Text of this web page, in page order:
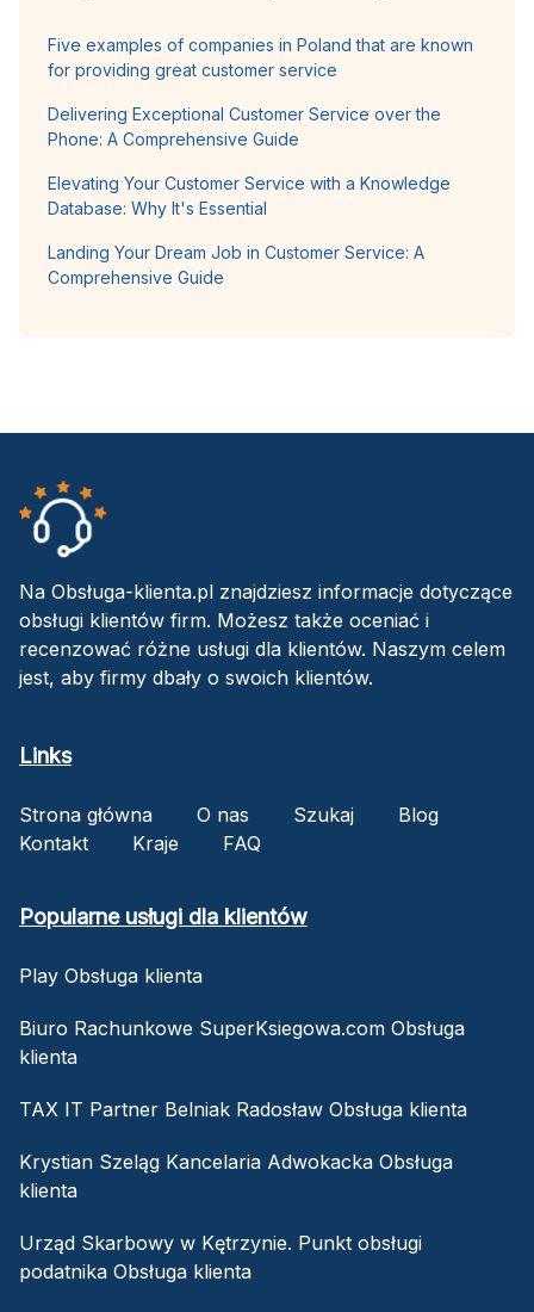
Five examples of companies in Poland that are known
for providing great customer service
Delivering Exceptional Customer Service over the
Phone: A Comprehensive Guide
Elevating Your Customer Service with a Knowledge
Database: Why It's Essential
Landing Your Dream Job in Customer Service: A
Comprehensive Guide
Na Obsługa-klienta.pl znajdziesz informacje dotyczące
obsługi klientów firm. Możesz także oceniać i
recenzować różne usługi dla klientów. Naszym celem
jest, aby firmy dbały o swoich klientów.
Links
Strona główna O nas Szukaj
Blog
Kontakt
Kraje FAQ
Popularne usługi dla klientów
Play Obsługa klienta
Biuro Rachunkowe SuperKsiegowa.com Obsługa
klienta
TAX IT Partner Belniak Radosław Obsługa klienta
Krystian Szeląg Kancelaria Adwokacka Obsługa
klienta
Urząd Skarbowy w Kętrzynie. Punkt obsługi
podatnika Obsługa klienta